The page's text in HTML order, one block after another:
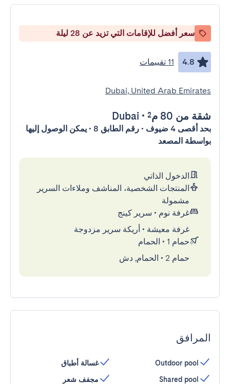
سعر أفضل للإقامات التي تزيد عن 28 ليلة
4.8 11 تقييمات
Dubai, United Arab Emirates
شقة من 80 م² •
Dubai
بحد أقصى 4 ضيوف • رقم الطابق 8 • يمكن الوصول إليها
بواسطة المصعد
الدخول الذاتي
المنتجات الشخصية، المناشف وملاءات السرير
مشمولة
غرفة نوم • سرير كينج
غرفة معيشة • أريكة سرير مزدوجة
حمام 1
• الحمام
حمام 2
• الحمام, دش
المرافق
Outdoor pool
Shared pool
غسالة أطباق
مجفف شعر